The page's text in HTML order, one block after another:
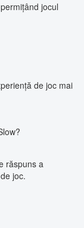
jocul
de joc mai
răspuns a
joc.